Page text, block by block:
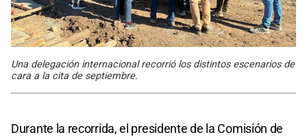
Una delegación internacional recorrió los distintos escenarios de
cara a la cita de septiembre.
Durante la recorrida, el presidente de la Comisión de